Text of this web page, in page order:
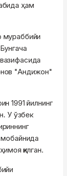
ҳам
"Андижон"
1991 йилнинг
У ўзбек
қилган.